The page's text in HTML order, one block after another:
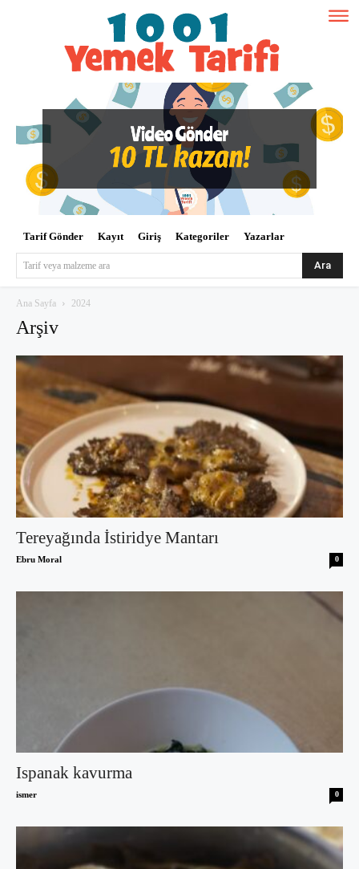
Tarif Gönder Kayıt Giriş Kategoriler Yazarlar
Tarif veya malzeme ara Ara
Ana Sayfa 2024
Arşiv
Tereyağında İstiridye Mantarı
Ebru Moral 0
Ispanak kavurma
ismer 0